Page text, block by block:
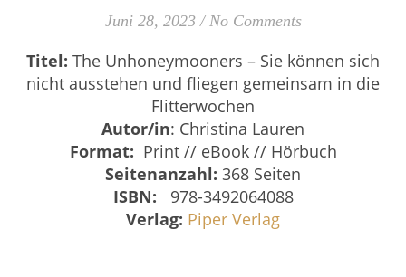
Juni 28, 2023 / No Comments
Titel: The Unhoneymooners – Sie können sich
nicht ausstehen und fliegen gemeinsam in die
Flitterwochen
Autor/in: Christina Lauren
Format: Print // eBook // Hörbuch
Seitenanzahl: 368 Seiten
ISBN:
978-3492064088
Verlag: Piper Verlag